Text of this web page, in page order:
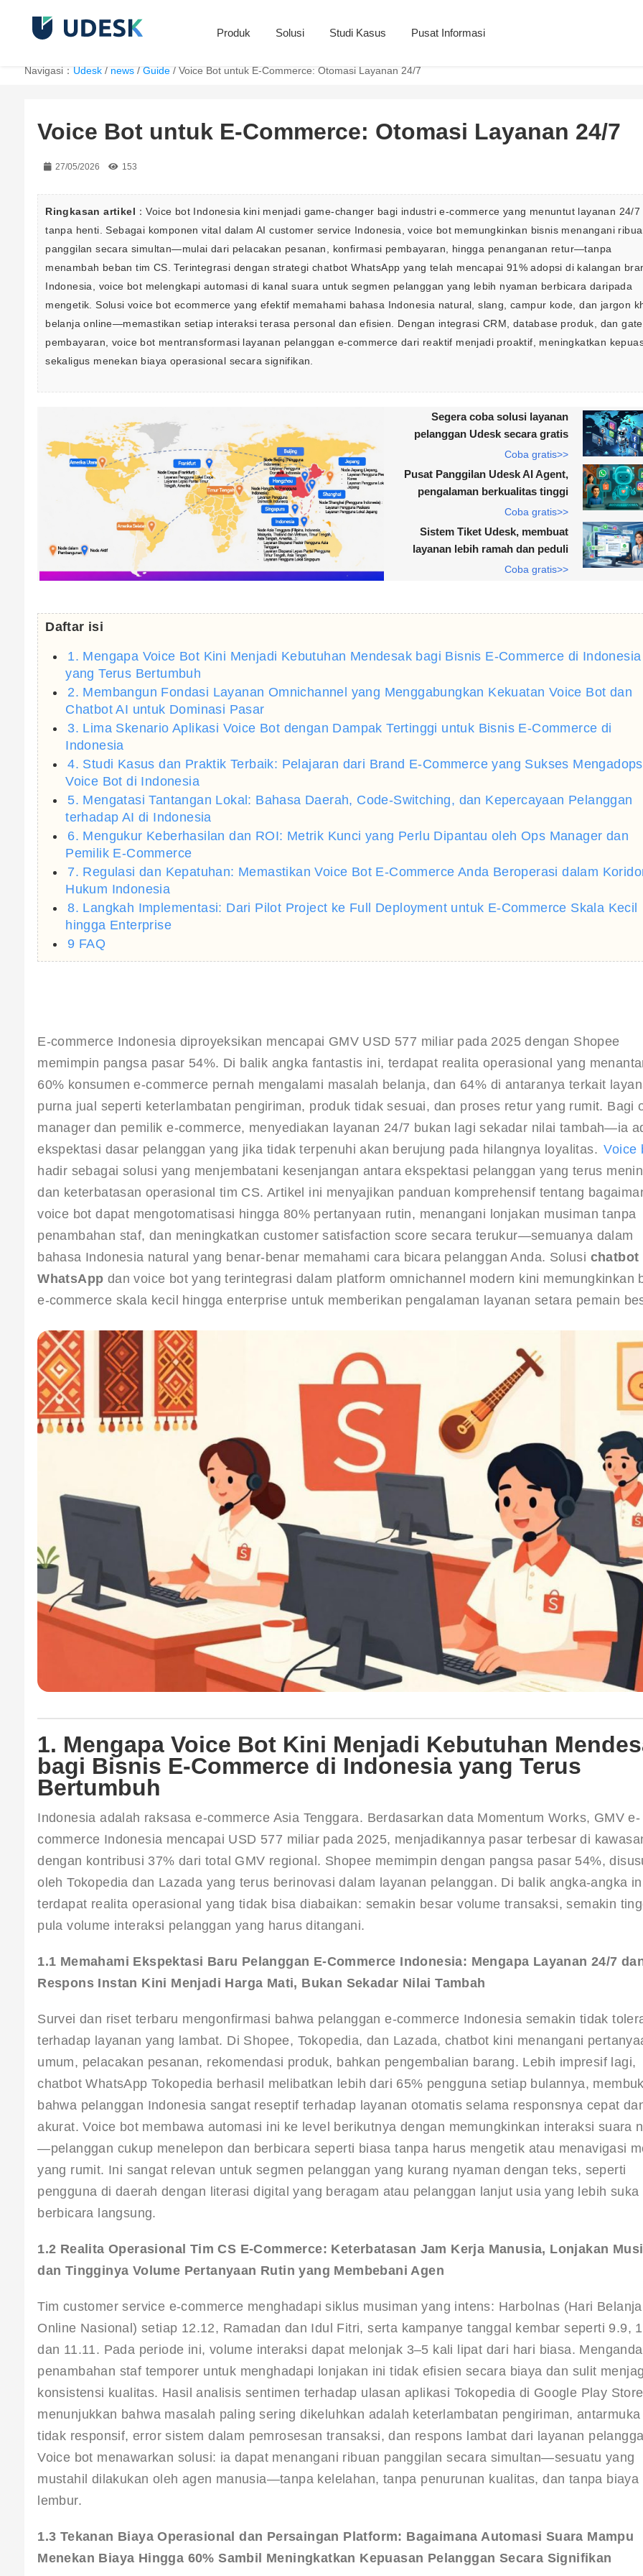
Produk Solusi Studi Kasus Pusat Informasi
Navigasi： Udesk/ news/ Guide/ Voice Bot untuk E-Commerce: Otomasi Layanan 24/7
Voice Bot untuk E-Commerce: Otomasi Layanan 24/7
27/05/2026 153
Ringkasan artikel ：Voice bot Indonesia kini menjadi game-changer bagi industri e-commerce yang menuntut layanan 24/7
tanpa henti. Sebagai komponen vital dalam AI customer service Indonesia, voice bot memungkinkan bisnis menangani
panggilan secara simultan—mulai dari pelacakan pesanan, konfirmasi pembayaran, hingga penanganan retur—tanpa
menambah beban tim CS. Terintegrasi dengan strategi chatbot WhatsApp yang telah mencapai 91% adopsi di kalangan
Indonesia, voice bot melengkapi automasi di kanal suara untuk segmen pelanggan yang lebih nyaman berbicara daripada
mengetik. Solusi voice bot ecommerce yang efektif memahami bahasa Indonesia natural, slang, campur kode, dan jargon
belanja online—memastikan setiap interaksi terasa personal dan efisien. Dengan integrasi CRM, database produk, dan
pembayaran, voice bot mentransformasi layanan pelanggan e-commerce dari reaktif menjadi proaktif, meningkatkan
sekaligus menekan biaya operasional secara signifikan.
Segera coba solusi layanan
pelanggan Udesk secara gratis
Coba gratis>>
Pusat Panggilan Udesk AI Agent,
pengalaman berkualitas tinggi
Coba gratis>>
Sistem Tiket Udesk, membuat
layanan lebih ramah dan peduli
Coba gratis>>
Daftar isi
1. Mengapa Voice Bot Kini Menjadi Kebutuhan Mendesak bagi Bisnis E-Commerce di Indonesia
yang Terus Bertumbuh
2. Membangun Fondasi Layanan Omnichannel yang Menggabungkan Kekuatan Voice Bot dan
Chatbot AI untuk Dominasi Pasar
3. Lima Skenario Aplikasi Voice Bot dengan Dampak Tertinggi untuk Bisnis E-Commerce di
Indonesia
4. Studi Kasus dan Praktik Terbaik: Pelajaran dari Brand E-Commerce yang Sukses
Voice Bot di Indonesia
5. Mengatasi Tantangan Lokal: Bahasa Daerah, Code-Switching, dan Kepercayaan Pelanggan
terhadap AI di Indonesia
6. Mengukur Keberhasilan dan ROI: Metrik Kunci yang Perlu Dipantau oleh Ops Manager dan
Pemilik E-Commerce
7. Regulasi dan Kepatuhan: Memastikan Voice Bot E-Commerce Anda Beroperasi dalam
Hukum Indonesia
8. Langkah Implementasi: Dari Pilot Project ke Full Deployment untuk E-Commerce Skala Kecil
hingga Enterprise
9 FAQ
E-commerce Indonesia diproyeksikan mencapai GMV USD 577 miliar pada 2025 dengan Shopee
memimpin pangsa pasar 54%. Di balik angka fantastis ini, terdapat realita operasional yang
60% konsumen e-commerce pernah mengalami masalah belanja, dan 64% di antaranya terkait
purna jual seperti keterlambatan pengiriman, produk tidak sesuai, dan proses retur yang rumit. Bagi
manager dan pemilik e-commerce, menyediakan layanan 24/7 bukan lagi sekadar nilai tambah—ia
ekspektasi dasar pelanggan yang jika tidak terpenuhi akan berujung pada hilangnya loyalitas. Voice
hadir sebagai solusi yang menjembatani kesenjangan antara ekspektasi pelanggan yang terus
dan keterbatasan operasional tim CS. Artikel ini menyajikan panduan komprehensif tentang
voice bot dapat mengotomatisasi hingga 80% pertanyaan rutin, menangani lonjakan musiman tanpa
penambahan staf, dan meningkatkan customer satisfaction score secara terukur—semuanya dalam
bahasa Indonesia natural yang benar-benar memahami cara bicara pelanggan Anda. Solusi chatbot
WhatsApp dan voice bot yang terintegrasi dalam platform omnichannel modern kini memungkinkan
e-commerce skala kecil hingga enterprise untuk memberikan pengalaman layanan setara pemain
1. Mengapa Voice Bot Kini Menjadi Kebutuhan
bagi Bisnis E-Commerce di Indonesia yang Terus
Bertumbuh
Indonesia adalah raksasa e-commerce Asia Tenggara. Berdasarkan data Momentum Works, GMV e-
commerce Indonesia mencapai USD 577 miliar pada 2025, menjadikannya pasar terbesar di
dengan kontribusi 37% dari total GMV regional. Shopee memimpin dengan pangsa pasar 54%,
oleh Tokopedia dan Lazada yang terus berinovasi dalam layanan pelanggan. Di balik angka-angka
terdapat realita operasional yang tidak bisa diabaikan: semakin besar volume transaksi, semakin
pula volume interaksi pelanggan yang harus ditangani.
1.1 Memahami Ekspektasi Baru Pelanggan E-Commerce Indonesia: Mengapa Layanan 24/7
Respons Instan Kini Menjadi Harga Mati, Bukan Sekadar Nilai Tambah
Survei dan riset terbaru mengonfirmasi bahwa pelanggan e-commerce Indonesia semakin tidak
terhadap layanan yang lambat. Di Shopee, Tokopedia, dan Lazada, chatbot kini menangani
umum, pelacakan pesanan, rekomendasi produk, bahkan pengembalian barang. Lebih impresif lagi,
chatbot WhatsApp Tokopedia berhasil melibatkan lebih dari 65% pengguna setiap bulannya,
bahwa pelanggan Indonesia sangat reseptif terhadap layanan otomatis selama responsnya cepat
akurat. Voice bot membawa automasi ini ke level berikutnya dengan memungkinkan interaksi suara
—pelanggan cukup menelepon dan berbicara seperti biasa tanpa harus mengetik atau menavigasi
yang rumit. Ini sangat relevan untuk segmen pelanggan yang kurang nyaman dengan teks, seperti
pengguna di daerah dengan literasi digital yang beragam atau pelanggan lanjut usia yang lebih suka
berbicara langsung.
1.2 Realita Operasional Tim CS E-Commerce: Keterbatasan Jam Kerja Manusia, Lonjakan
dan Tingginya Volume Pertanyaan Rutin yang Membebani Agen
Tim customer service e-commerce menghadapi siklus musiman yang intens: Harbolnas (Hari
Online Nasional) setiap 12.12, Ramadan dan Idul Fitri, serta kampanye tanggal kembar seperti 9.9,
dan 11.11. Pada periode ini, volume interaksi dapat melonjak 3–5 kali lipat dari hari biasa.
penambahan staf temporer untuk menghadapi lonjakan ini tidak efisien secara biaya dan sulit
konsistensi kualitas. Hasil analisis sentimen terhadap ulasan aplikasi Tokopedia di Google Play
menunjukkan bahwa masalah paling sering dikeluhkan adalah keterlambatan pengiriman,
tidak responsif, error sistem dalam pemrosesan transaksi, dan respons lambat dari layanan
Voice bot menawarkan solusi: ia dapat menangani ribuan panggilan secara simultan—sesuatu yang
mustahil dilakukan oleh agen manusia—tanpa kelelahan, tanpa penurunan kualitas, dan tanpa biaya
lembur.
1.3 Tekanan Biaya Operasional dan Persaingan Platform: Bagaimana Automasi Suara Mampu
Menekan Biaya Hingga 60% Sambil Meningkatkan Kepuasan Pelanggan Secara Signifikan